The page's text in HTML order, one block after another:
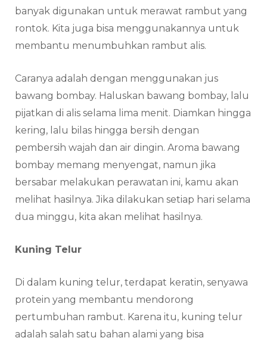
banyak digunakan untuk merawat rambut yang
rontok. Kita juga bisa menggunakannya untuk
membantu menumbuhkan rambut alis.
Caranya adalah dengan menggunakan jus
bawang bombay. Haluskan bawang bombay, lalu
pijatkan di alis selama lima menit. Diamkan hingga
kering, lalu bilas hingga bersih dengan
pembersih wajah dan air dingin. Aroma bawang
bombay memang menyengat, namun jika
bersabar melakukan perawatan ini, kamu akan
melihat hasilnya. Jika dilakukan setiap hari selama
dua minggu, kita akan melihat hasilnya.
Kuning Telur
Di dalam kuning telur, terdapat keratin, senyawa
protein yang membantu mendorong
pertumbuhan rambut. Karena itu, kuning telur
adalah salah satu bahan alami yang bisa